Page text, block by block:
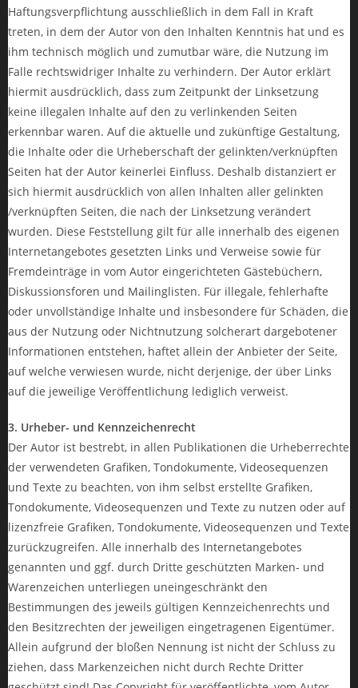
Haftungsverpflichtung ausschließlich in dem Fall in Kraft
treten, in dem der Autor von den Inhalten Kenntnis hat und es
ihm technisch möglich und zumutbar wäre, die Nutzung im
Falle rechtswidriger Inhalte zu verhindern. Der Autor erklärt
hiermit ausdrücklich, dass zum Zeitpunkt der Linksetzung
keine illegalen Inhalte auf den zu verlinkenden Seiten
erkennbar waren. Auf die aktuelle und zukünftige Gestaltung,
die Inhalte oder die Urheberschaft der gelinkten/verknüpften
Seiten hat der Autor keinerlei Einfluss. Deshalb distanziert er
sich hiermit ausdrücklich von allen Inhalten aller gelinkten
/verknüpften Seiten, die nach der Linksetzung verändert
wurden. Diese Feststellung gilt für alle innerhalb des eigenen
Internetangebotes gesetzten Links und Verweise sowie für
Fremdeinträge in vom Autor eingerichteten Gästebüchern,
Diskussionsforen und Mailinglisten. Für illegale, fehlerhafte
oder unvollständige Inhalte und insbesondere für Schäden, die
aus der Nutzung oder Nichtnutzung solcherart dargebotener
Informationen entstehen, haftet allein der Anbieter der Seite,
auf welche verwiesen wurde, nicht derjenige, der über Links
auf die jeweilige Veröffentlichung lediglich verweist.
3. Urheber- und Kennzeichenrecht
Der Autor ist bestrebt, in allen Publikationen die Urheberrechte
der verwendeten Grafiken, Tondokumente, Videosequenzen
und Texte zu beachten, von ihm selbst erstellte Grafiken,
Tondokumente, Videosequenzen und Texte zu nutzen oder auf
lizenzfreie Grafiken, Tondokumente, Videosequenzen und Texte
zurückzugreifen. Alle innerhalb des Internetangebotes
genannten und ggf. durch Dritte geschützten Marken- und
Warenzeichen unterliegen uneingeschränkt den
Bestimmungen des jeweils gültigen Kennzeichenrechts und
den Besitzrechten der jeweiligen eingetragenen Eigentümer.
Allein aufgrund der bloßen Nennung ist nicht der Schluss zu
ziehen, dass Markenzeichen nicht durch Rechte Dritter